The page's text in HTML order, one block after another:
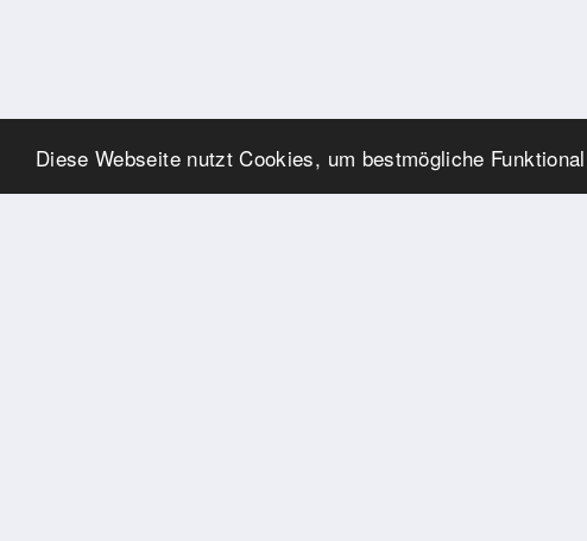
Diese Webseite nutzt Cookies, um bestmögliche